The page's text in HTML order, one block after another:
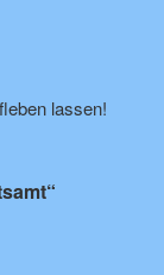
lassen!